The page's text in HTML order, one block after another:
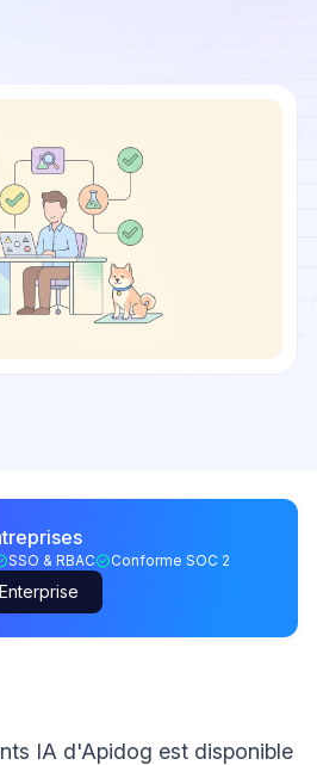
SSO & RBAC Conforme SOC 2
IA d'Apidog est disponible